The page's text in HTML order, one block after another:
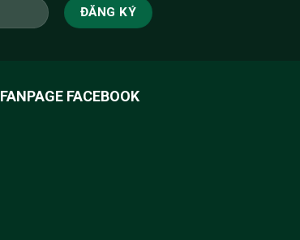
FANPAGE FACEBOOK